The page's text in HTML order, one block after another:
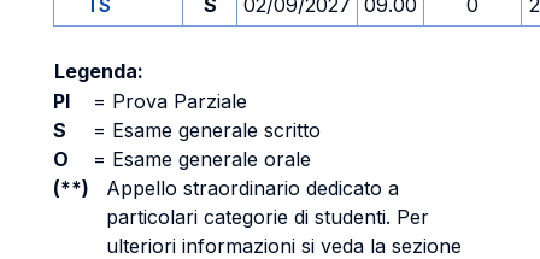
TS S 02/09/2027 09.00 0
Legenda:
PI
= Prova Parziale
S
= Esame generale scritto
O
= Esame generale orale
(**)
Appello straordinario dedicato a
particolari categorie di studenti. Per
ulteriori informazioni si veda la sezione